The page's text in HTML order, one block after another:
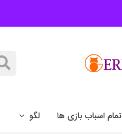
تمام اسباب بازی ها لگو